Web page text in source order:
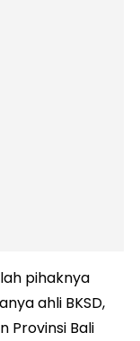
pihaknya
ahli BKSD,
Provinsi Bali